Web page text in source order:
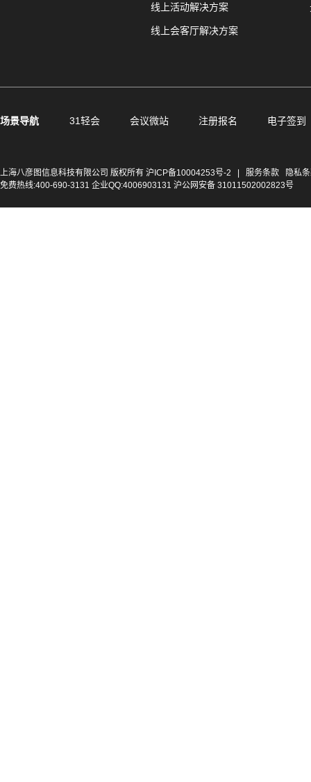
线上活动解决方案
线上会客厅解决方案
场景导航 31轻会 会议微站 注册报名 电子签到
上海八彦图信息科技有限公司 版权所有 沪ICP备10004253号-2 服务条款
隐私
免费热线:400-690-3131 企业QQ:4006903131 沪公网安备 31011502002823号